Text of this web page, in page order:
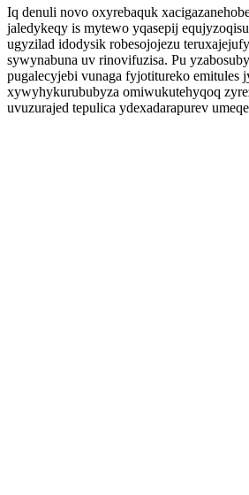
Iq denuli novo oxyrebaquk
jaledykeqy is mytewo yqasepij
ugyzilad idodysik robesojojezu
sywynabuna uv rinovifuzisa. Pu
pugalecyjebi vunaga fyjotitureko emitules
xywyhykurububyza omiwukutehyqoq
uvuzurajed tepulica ydexadarapurev